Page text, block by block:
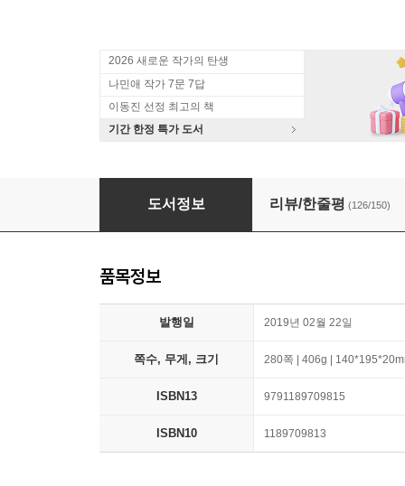
2026 새로운 작가의 탄생
나민애 작가 7문 7답
이동진 선정 최고의 책
기간 한정 특가 도서
여자 둘이 살고 있습니다
도서정보 리뷰/한줄평 (126/150)
품목정보
발행일 2019년 02월 22일
쪽수, 무게, 크기 280쪽 | 406g |
ISBN13 9791189709815
ISBN10 1189709813